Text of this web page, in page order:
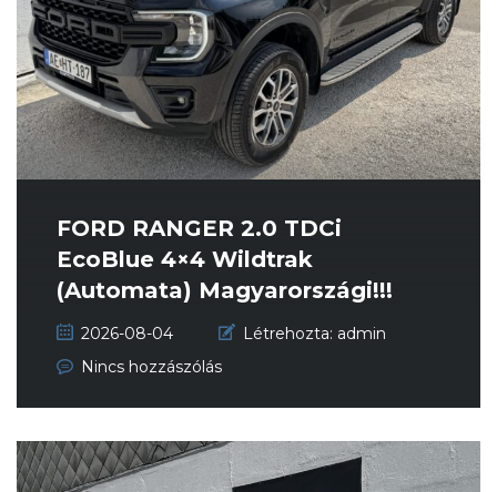
FORD RANGER 2.0 TDCi
EcoBlue 4×4 Wildtrak
(Automata) Magyarországi!!!
Garantált...
2026-08-04 Létrehozta: admin
Nincs hozzászólás